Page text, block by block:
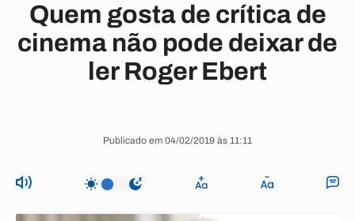
Quem gosta de crítica de
cinema não pode deixar de
ler Roger Ebert
Publicado em 04/02/2019 às 11:11